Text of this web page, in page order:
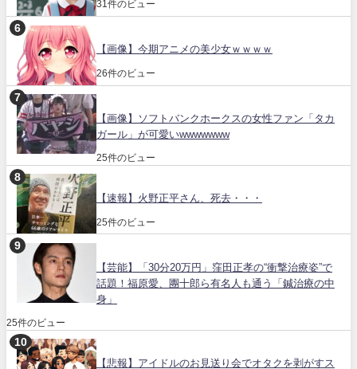
31件のビュー
【画像】今期アニメの美少女ｗｗｗｗ
26件のビュー
【画像】ソフトバンクホークスの女性ファン「タカ
ガール」が可愛いwwwwwww
25件のビュー
【速報】火野正平さん、死去・・・
25件のビュー
【芸能】「30分20万円」窪田正孝の“衝撃治療姿”で
話題！福原愛、團十郎ら有名人も通う「鍼治療の中
身」
25件のビュー
【悲報】アイドルのお見送り会でオタクを剥がすス